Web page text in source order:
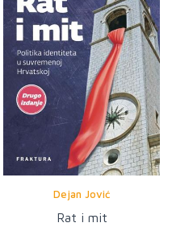
Dejan Jović
Rat i mit